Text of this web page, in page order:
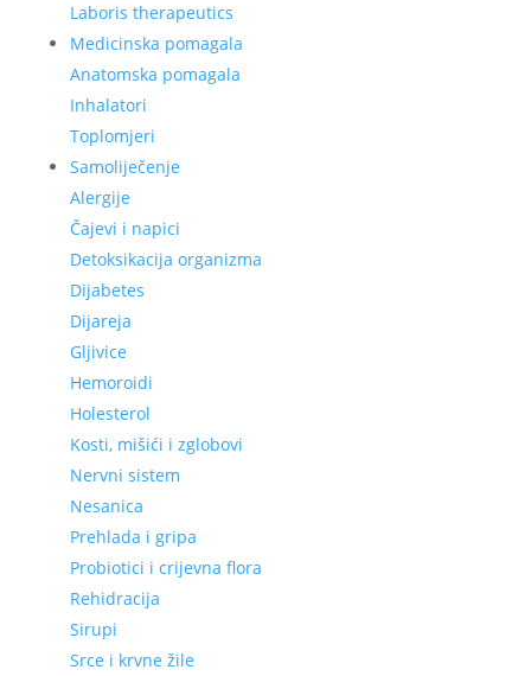
Laboris therapeutics
Medicinska pomagala
Anatomska pomagala
Inhalatori
Toplomjeri
Samoliječenje
Alergije
Čajevi i napici
Detoksikacija organizma
Dijabetes
Dijareja
Gljivice
Hemoroidi
Holesterol
Kosti, mišići i zglobovi
Nervni sistem
Nesanica
Prehlada i gripa
Probiotici i crijevna flora
Rehidracija
Sirupi
Srce i krvne žile